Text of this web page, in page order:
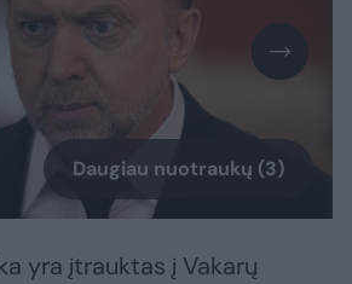
Daugiau nuotraukų (3)
yra įtrauktas į Vakarų